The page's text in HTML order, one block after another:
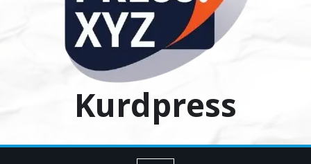
Kurdpress